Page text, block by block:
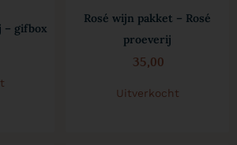
– gifbox
Rosé wijn pakket – Rosé
proeverij
35,00
Uitverkocht